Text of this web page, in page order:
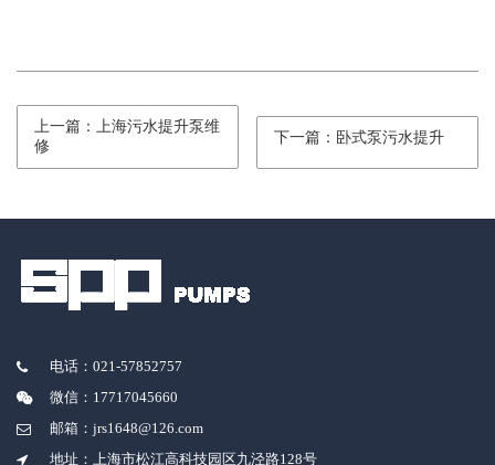
上一篇：上海污水提升泵维
修
下一篇：卧式泵污水提升
电话：021-57852757
微信：17717045660
邮箱：jrs1648@126.com
地址：上海市松江高科技园区九泾路128号